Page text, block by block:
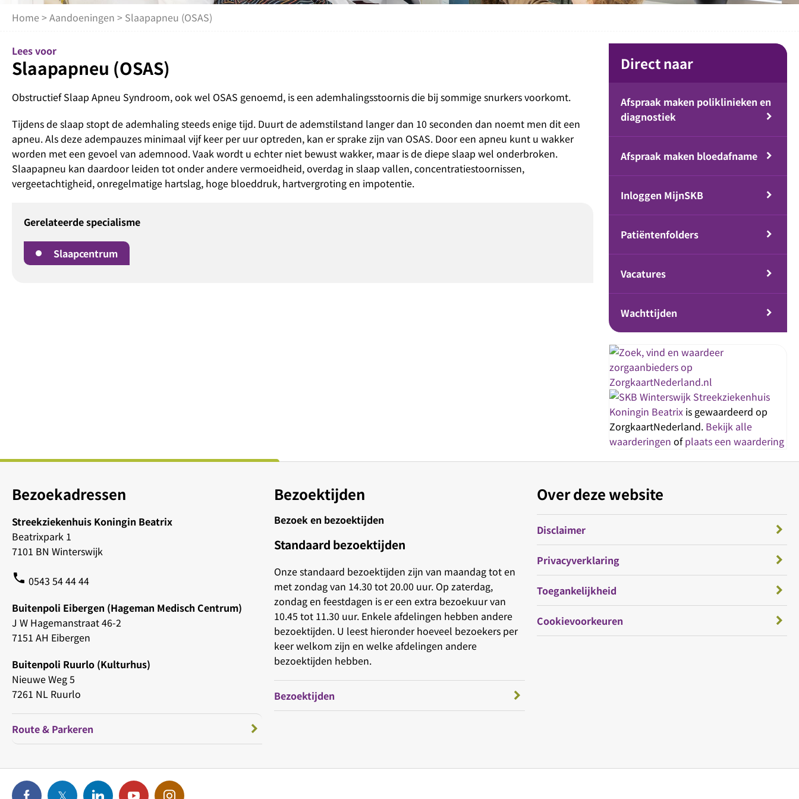
Home >Aandoeningen > Slaapapneu (OSAS)
Lees voor
Slaapapneu (OSAS)
Obstructief Slaap Apneu Syndroom, ook wel OSAS genoemd, is een ademhalingsstoornis die bij sommige snurkers voorkomt.
Tijdens de slaap stopt de ademhaling steeds enige tijd. Duurt de ademstilstand langer dan 10 seconden dan noemt men dit een
apneu. Als deze adempauzes minimaal vijf keer per uur optreden, kan er sprake zijn van OSAS. Door een apneu kunt u wakker
worden met een gevoel van ademnood. Vaak wordt u echter niet bewust wakker, maar is de diepe slaap wel onderbroken.
Slaapapneu kan daardoor leiden tot onder andere vermoeidheid, overdag in slaap vallen, concentratiestoornissen,
vergeetachtigheid, onregelmatige hartslag, hoge bloeddruk, hartvergroting en impotentie.
Gerelateerde specialisme
Slaapcentrum
Direct naar
Afspraak maken poliklinieken en
diagnostiek
Afspraak maken bloedafname
Inloggen MijnSKB
Patiëntenfolders
Vacatures
Wachttijden
Streekziekenhuis
Koningin Beatrix is gewaardeerd op
ZorgkaartNederland. Bekijk alle
waarderingen ofplaats een waardering
Bezoekadressen
Streekziekenhuis Koningin Beatrix
Beatrixpark 1
7101 BN Winterswijk
phone 0543 54 44 44
Buitenpoli Eibergen (Hageman Medisch Centrum)
J W Hagemanstraat 46-2
7151 AH Eibergen
Buitenpoli Ruurlo (Kulturhus)
Nieuwe Weg 5
7261 NL Ruurlo
Route & Parkeren
Bezoektijden
Bezoek en bezoektijden
Standaard bezoektijden
Onze standaard bezoektijden zijn van maandag tot en
met zondag van 14.30 tot 20.00 uur. Op zaterdag,
zondag en feestdagen is er een extra bezoekuur van
10.45 tot 11.30 uur. Enkele afdelingen hebben andere
bezoektijden. U leest hieronder hoeveel bezoekers per
keer welkom zijn en welke afdelingen andere
bezoektijden hebben.
Bezoektijden
Over deze website
Disclaimer
Privacyverklaring
Toegankelijkheid
Cookievoorkeuren